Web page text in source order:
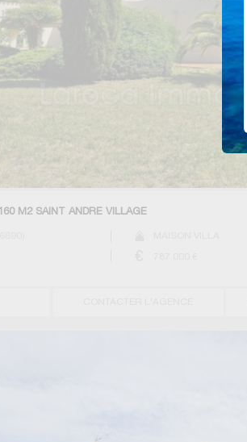
M2 SAINT ANDRE VILLAGE